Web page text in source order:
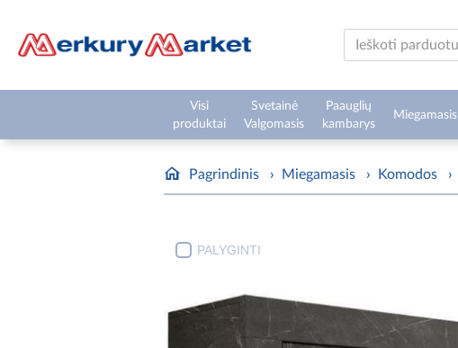
Visi
produktai
Svetainė
Valgomasis
Paauglių
kambarys
Miegamasis
Pagrindinis › Miegamasis › Komodos ›
PALYGINTI